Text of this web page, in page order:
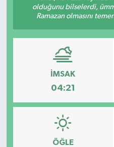
olduğunu bilselerdi,
Ramazan olmasını
İMSAK
04:21
ÖĞLE